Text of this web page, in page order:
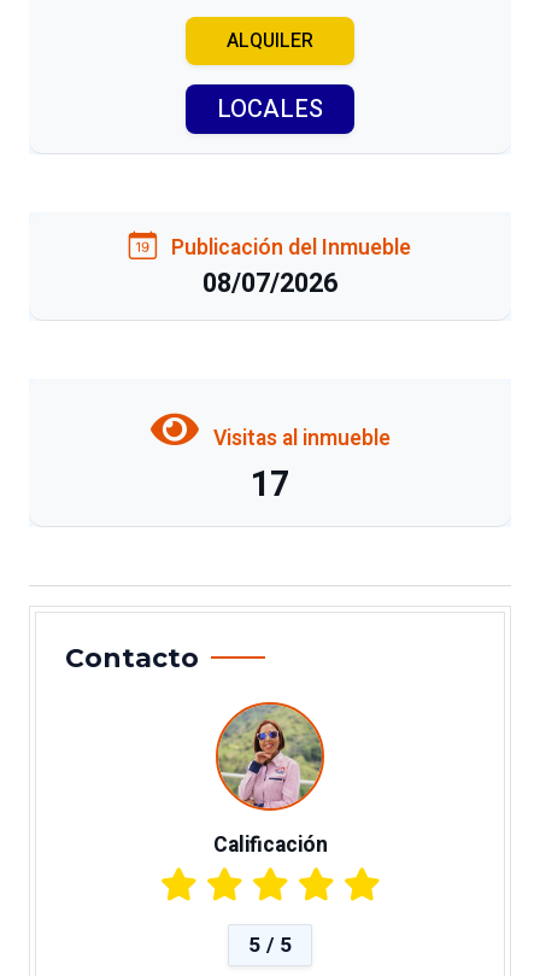
ALQUILER
LOCALES
Publicación del Inmueble
08/07/2026
Visitas al inmueble
17
Contacto
Calificación
5 / 5